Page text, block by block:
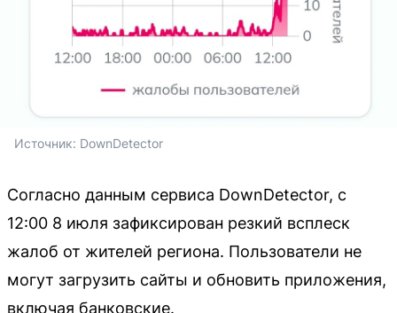
Источник: DownDetector
Согласно данным сервиса DownDetector, с
12:00 8 июля зафиксирован резкий всплеск
жалоб от жителей региона. Пользователи не
могут загрузить сайты и обновить приложения,
включая банковские.